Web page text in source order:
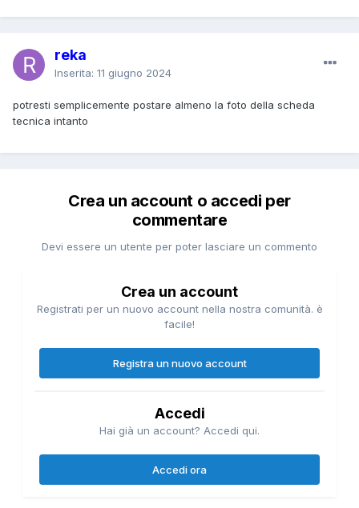
reka
Inserita: 11 giugno 2024
potresti semplicemente postare almeno la foto della scheda
tecnica intanto
Crea un account o accedi per
commentare
Devi essere un utente per poter lasciare un commento
Crea un account
Registrati per un nuovo account nella nostra comunità. è
facile!
Registra un nuovo account
Accedi
Hai già un account? Accedi qui.
Accedi ora